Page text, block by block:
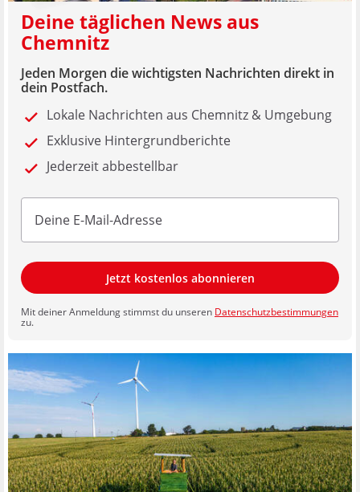
Deine täglichen News aus
Chemnitz
Jeden Morgen die wichtigsten Nachrichten direkt in
dein Postfach.
Lokale Nachrichten aus Chemnitz & Umgebung
Exklusive Hintergrundberichte
Jederzeit abbestellbar
Jetzt kostenlos abonnieren
Mit deiner Anmeldung stimmst du unseren Datenschutzbestimmungen
zu.